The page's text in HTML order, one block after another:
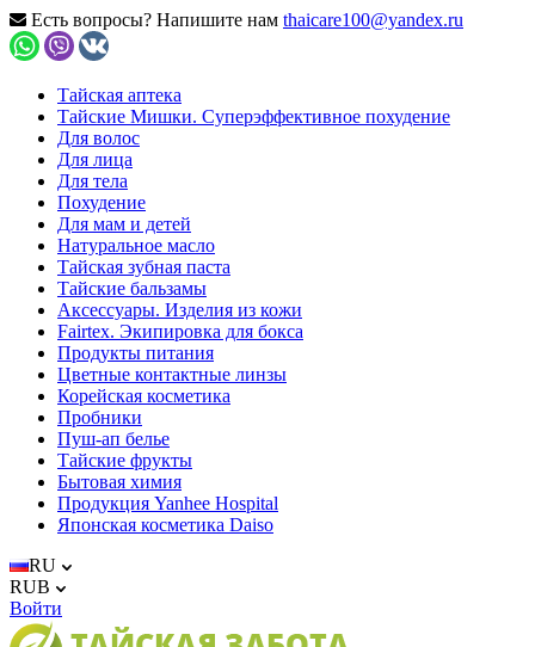
Есть вопросы? Напишите нам thaicare100@yandex.ru
Тайская аптека
Тайские Мишки. Суперэффективное похудение
Для волос
Для лица
Для тела
Похудение
Для мам и детей
Натуральное масло
Тайская зубная паста
Тайские бальзамы
Аксессуары. Изделия из кожи
Fairtex. Экипировка для бокса
Продукты питания
Цветные контактные линзы
Корейская косметика
Пробники
Пуш-ап белье
Тайские фрукты
Бытовая химия
Продукция Yanhee Hospital
Японская косметика Daiso
RU
RUB
Войти